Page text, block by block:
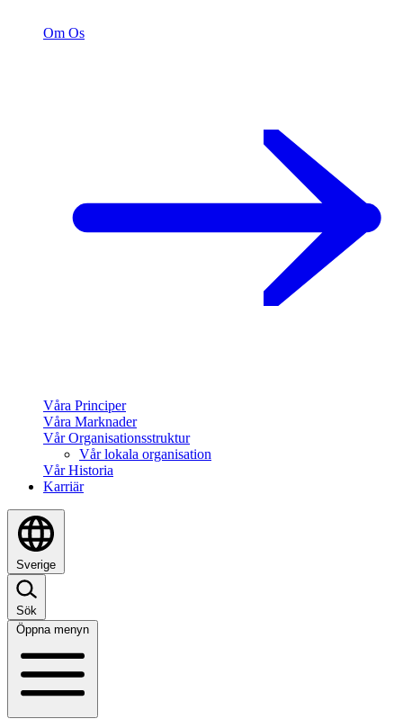
Om Os
Våra Principer
Våra Marknader
Vår Organisationsstruktur
Vår lokala organisation
Vår Historia
Karriär
Sverige
Sök
Öppna menyn